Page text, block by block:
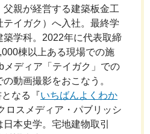
親が経営する建築板金工
イガク）へ入社。最終学
築学科。2022年に代表取締
棟以上ある現場での施
メディア「テイガク」での
の動画撮影をおこなう。
なる『いちばんよくわか
ロスメディア・パブリッシ
本史学。宅地建物取引